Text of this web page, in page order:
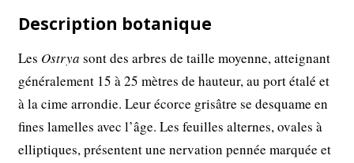
Description botanique
Les Ostrya sont des arbres de taille moyenne, atteignant
généralement 15 à 25 mètres de hauteur, au port étalé et
à la cime arrondie. Leur écorce grisâtre se desquame en
fines lamelles avec l’âge. Les feuilles alternes, ovales à
elliptiques, présentent une nervation pennée marquée et